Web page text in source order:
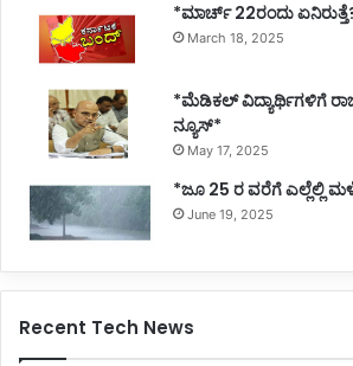
*ಮಾರ್ಚ್ 22ರಂದು
March 18, 2025
*ಮೆಡಿಕಲ್ ವಿದ್ಯಾರ್ಥಿಗಳಿಗೆ
ನ್ಯೂಸ್*
May 17, 2025
*ಜೂ 25 ರ ವರೆಗೆ ಎಲ್ಲೆಲ್ಲಿ
June 19, 2025
Recent Tech News